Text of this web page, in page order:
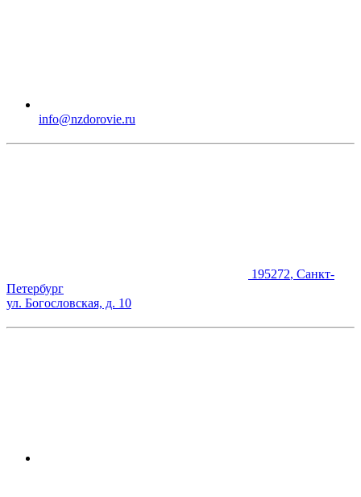
info@nzdorovie.ru
195272, Санкт-
Петербург
ул. Богословская, д. 10